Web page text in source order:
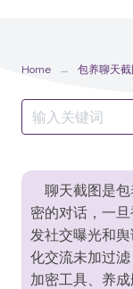
Home 包养聊天
Search
for:
聊天截图是
密的对话，一
发社交曝光和
化交流未加过
加密工具、养